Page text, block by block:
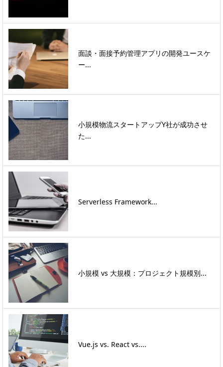
面談・面接予約管理アプリの開発ユースケ
ー...
小規模物流スタートアップY社が成功させ
た...
Serverless Framework...
小規模 vs 大規模：プロジェクト規模別...
Vue.js vs. React vs....